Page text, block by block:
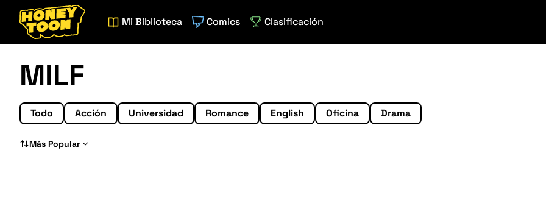
Mi Biblioteca Comics Clasificación
MILF
Todo Acción Universidad Romance English Oficina Drama
Más Popular